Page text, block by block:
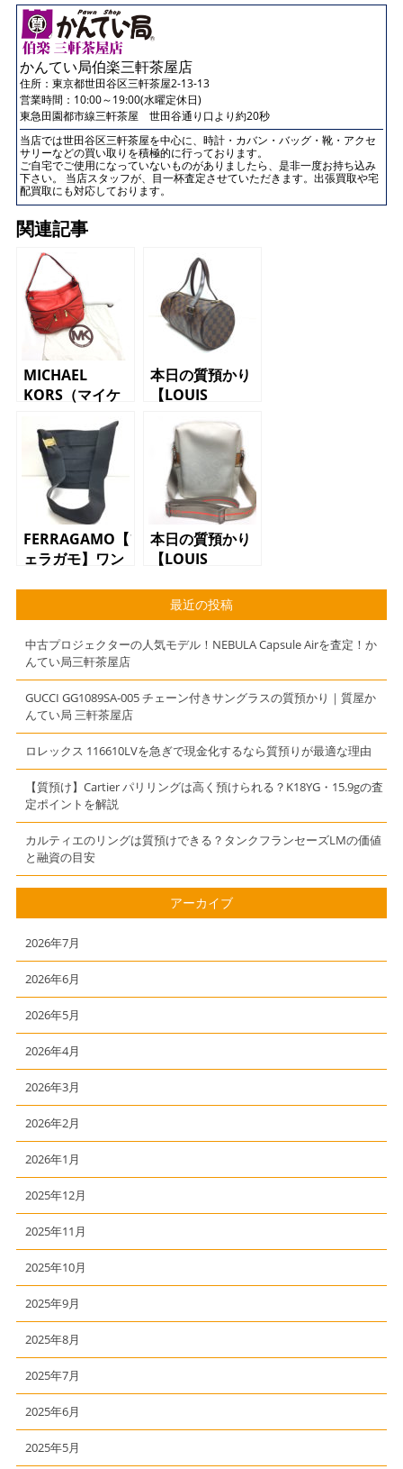
かんてい局伯楽三軒茶屋店
住所： 東京都世田谷区三軒茶屋2-13-13
営業時間：10:00～19:00(水曜定休日)
東急田園都市線三軒茶屋 世田谷通り口より約20秒
当店では世田谷区三軒茶屋を中心に、時計・カバン・バッグ・靴・アクセ
サリーなどの買い取りを積極的に行っております。
ご自宅でご使用になっていないものがありましたら、是非一度お持ち込み
下さい。 当店スタッフが、目一杯査定させていただきます。出張買取や宅
配買取にも対応しております。
関連記事
MICHAEL
KORS（マイケ
ルダーバッグ
本日の質預かり
【LOUIS
イ・ヴィトン）
ダミエ
N51304 パピ
ヨン26】
FERRAGAMO【フ
ェラガモ】ワン
214242 ブラッ
ク
本日の質預かり
【LOUIS
ヴィトン）ウェ
ザリー ルイヴ
ィトンカップ
最近の投稿
中古プロジェクターの人気モデル！NEBULA Capsule Airを査定！か
んてい局三軒茶屋店
GUCCI GG1089SA-005 チェーン付きサングラスの質預かり｜質屋か
んてい局 三軒茶屋店
ロレックス 116610LVを急ぎで現金化するなら質預りが最適な理由
【質預け】Cartier パリリングは高く預けられる？K18YG・15.9gの査
定ポイントを解説
カルティエのリングは質預けできる？タンクフランセーズLMの価値
と融資の目安
アーカイブ
2026年7月
2026年6月
2026年5月
2026年4月
2026年3月
2026年2月
2026年1月
2025年12月
2025年11月
2025年10月
2025年9月
2025年8月
2025年7月
2025年6月
2025年5月